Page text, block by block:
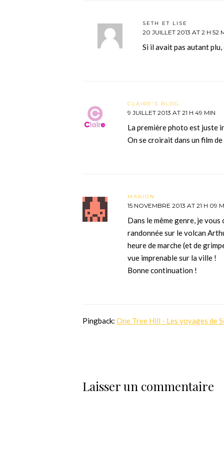
SETH ET LISE
20 JUILLET 2013 AT 2 H 52
Si il avait pas autant
CLAIRE'S BLOG
9 JUILLET 2013 AT 21 H 49 MIN
La première photo est juste
On se croirait dans un film
MARION
15 NOVEMBRE 2013 AT 21 H 09
Dans le même genre, je
randonnée sur le volcan
heure de marche (et de
vue imprenable sur la ville !
Bonne continuation !
Pingback: One Tree Hill - Les voyages de
Laisser un commentaire